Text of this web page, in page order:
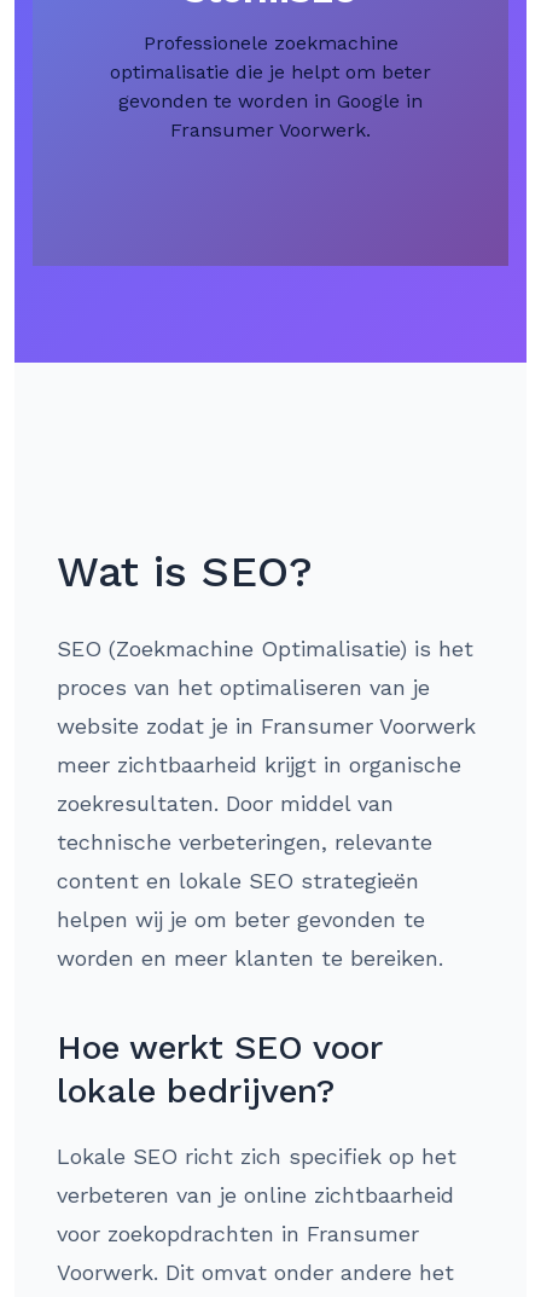
Professionele zoekmachine
optimalisatie die je helpt om beter
gevonden te worden in Google in
Fransumer Voorwerk.
Wat is SEO?
SEO (Zoekmachine Optimalisatie) is het
proces van het optimaliseren van je
website zodat je in Fransumer Voorwerk
meer zichtbaarheid krijgt in organische
zoekresultaten. Door middel van
technische verbeteringen, relevante
content en lokale SEO strategieën
helpen wij je om beter gevonden te
worden en meer klanten te bereiken.
Hoe werkt SEO voor
lokale bedrijven?
Lokale SEO richt zich specifiek op het
verbeteren van je online zichtbaarheid
voor zoekopdrachten in Fransumer
Voorwerk. Dit omvat onder andere het